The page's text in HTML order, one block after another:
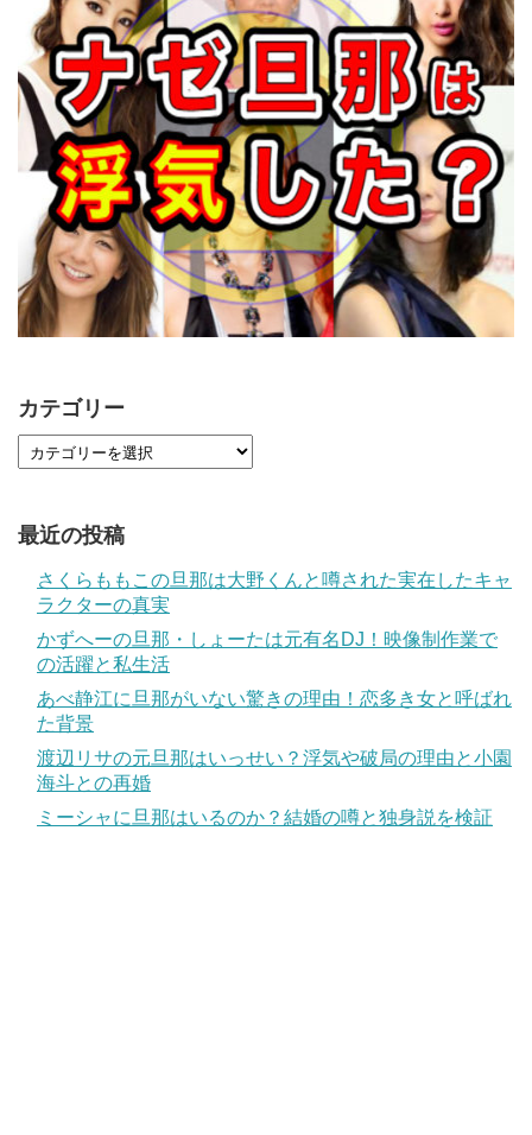
カテゴリー
最近の投稿
さくらももこの旦那は大野くんと噂された実在したキャ
ラクターの真実
かずへーの旦那・しょーたは元有名DJ！映像制作業で
の活躍と私生活
あべ静江に旦那がいない驚きの理由！恋多き女と呼ばれ
た背景
渡辺リサの元旦那はいっせい？浮気や破局の理由と小園
海斗との再婚
ミーシャに旦那はいるのか？結婚の噂と独身説を検証